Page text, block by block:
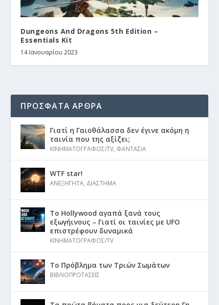
Dungeons And Dragons 5th Edition –
Essentials Kit
14 Ιανουαρίου 2023
ΠΡΟΣΦΑΤΑ ΑΡΘΡΑ
Γιατί η Γαιοθάλασσα δεν έγινε ακόμη η
ταινία που της αξίζει;
ΚΙΝΗΜΑΤΟΓΡΑΦΟΣ/TV, ΦΑΝΤΑΣΙΑ
WTF star!
ΑΝΕΞΗΓΗΤΑ, ΔΙΑΣΤΗΜΑ
Το Hollywood αγαπά ξανά τους
εξωγήινους – Γιατί οι ταινίες με UFO
επιστρέφουν δυναμικά
ΚΙΝΗΜΑΤΟΓΡΑΦΟΣ/TV
Το Πρόβλημα των Τριών Σωμάτων
ΒΙΒΛΙΟΠΡΟΤΑΣΕΙΣ